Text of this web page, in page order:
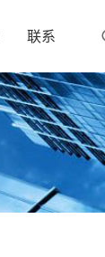
联系